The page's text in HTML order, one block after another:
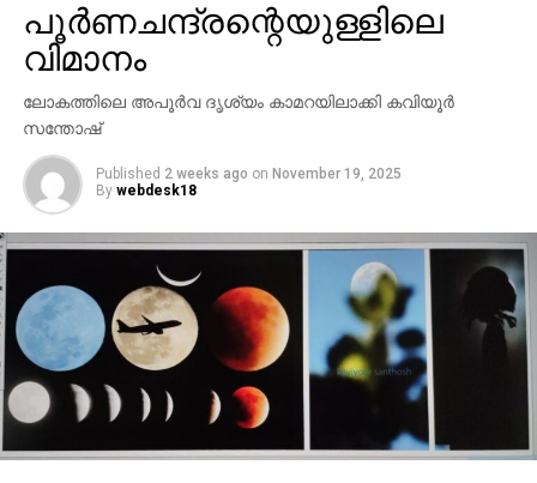
പൂര്‍ണചന്ദ്രന്റെയുള്ളിലെ
വിമാനം
ലോകത്തിലെ അപൂര്‍വ ദൃശ്യം കാമറയിലാക്കി കവിയൂര്‍
സന്തോഷ്
Published 2 weeks ago on November 19, 2025
By webdesk18